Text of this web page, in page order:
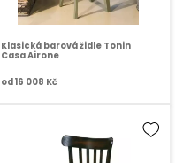
Klasická barová židle Tonin
Casa Airone
od16 008 Kč